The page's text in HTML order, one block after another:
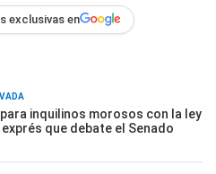
exclusivas en
para inquilinos morosos con la ley
que debate el Senado